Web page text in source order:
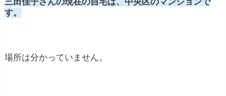
す。
場所は分かっていません。